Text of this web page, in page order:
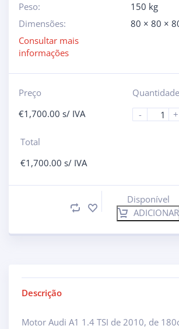
Peso:
150 kg
Dimensões:
80 × 80 ×
Consultar mais
informações
Preço
€1,700.00 s/ IVA
Quantidade
-
+
Total
€1,700.00 s/ IVA
Disponível
ADICIONAR
Descrição
Motor Audi A1 1.4 TSI de 2010, de